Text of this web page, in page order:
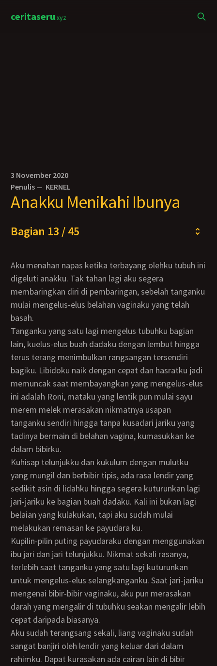
ceritaseru.xyz
3 November 2020
Penulis — KERNEL
Anakku Menikahi Ibunya
Bagian 13 / 45
Aku menahan napas ketika terbayang olehku tubuh ini
digeluti anakku. Tak tahan lagi aku segera
membaringkan diri di pembaringan, sebelah tanganku
mulai mengelus-elus belahan vaginaku yang telah
basah.
Tanganku yang satu lagi mengelus tubuhku bagian
lain, kuelus-elus buah dadaku dengan lembut hingga
terus terang menimbulkan rangsangan tersendiri
bagiku. Libidoku naik dengan cepat dan hasratku jadi
memuncak saat membayangkan yang mengelus-elus
ini adalah Roni, mataku yang lentik pun mulai sayu
merem melek merasakan nikmatnya usapan
tanganku sendiri hingga tanpa kusadari jariku yang
tadinya bermain di belahan vagina, kumasukkan ke
dalam bibirku.
Kuhisap telunjukku dan kukulum dengan mulutku
yang mungil dan berbibir tipis, ada rasa lendir yang
sedikit asin di lidahku hingga segera kuturunkan lagi
jari-jariku ke bagian buah dadaku. Kali ini bukan lagi
belaian yang kulakukan, tapi aku sudah mulai
melakukan remasan ke payudara ku.
Kupilin-pilin puting payudaraku dengan menggunakan
ibu jari dan jari telunjukku. Nikmat sekali rasanya,
terlebih saat tanganku yang satu lagi kuturunkan
untuk mengelus-elus selangkanganku. Saat jari-jariku
mengenai bibir-bibir vaginaku, aku pun merasakan
darah yang mengalir di tubuhku seakan mengalir lebih
cepat daripada biasanya.
Aku sudah terangsang sekali, liang vaginaku sudah
sangat banjiri oleh lendir yang keluar dari dalam
rahimku. Dapat kurasakan ada cairan lain di bibir